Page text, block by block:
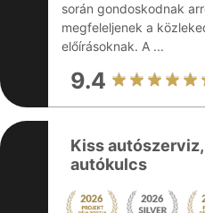
során gondoskodnak
megfeleljenek a
előírásoknak. A ...
9.4
Kiss
autókulcs